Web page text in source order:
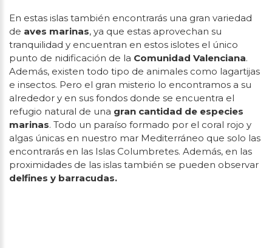
En estas islas también encontrarás una gran variedad
de aves marinas, ya que estas aprovechan su
tranquilidad y encuentran en estos islotes el único
punto de nidificación de la Comunidad Valenciana.
Además, existen todo tipo de animales como lagartijas
e insectos. Pero el gran misterio lo encontramos a su
alrededor y en sus fondos donde se encuentra el
refugio natural de una gran cantidad de especies
marinas. Todo un paraíso formado por el coral rojo y
algas únicas en nuestro mar Mediterráneo que solo las
encontrarás en las Islas Columbretes. Además, en las
proximidades de las islas también se pueden observar
delfines y barracudas.